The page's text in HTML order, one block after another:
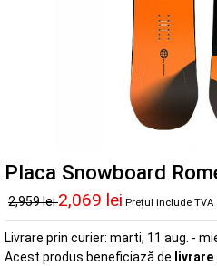
Placa Snowboard
2,959 lei2,069 lei Prețul include TVA
Livrare prin curier: marti, 11 aug. -
Acest produs beneficiază de